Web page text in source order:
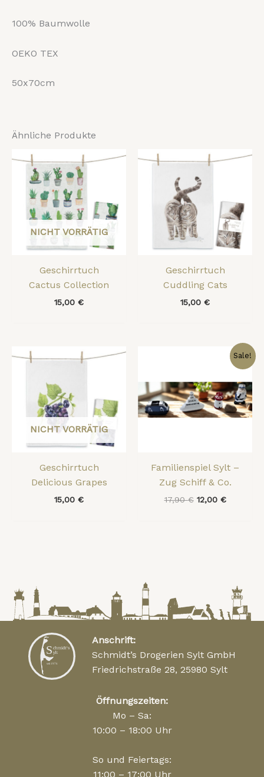
100% Baumwolle
OEKO TEX
50x70cm
Ähnliche Produkte
NICHT VORRÄTIG
Geschirrtuch
Cactus Collection
15,00 €
Geschirrtuch
Cuddling Cats
15,00 €
NICHT VORRÄTIG
Geschirrtuch
Delicious Grapes
15,00 €
Sale!
Familienspiel Sylt –
Zug Schiff & Co.
17,90€
Ursprünglicher
17,90 €
12,00 €
Aktueller
Preis
12,00 €.
Anschrift:
Schmidt’s Drogerien Sylt GmbH
Friedrichstraße 28, 25980 Sylt
Öffnungszeiten:
Mo – Sa:
10:00 – 18:00 Uhr
So und Feiertags:
11:00 – 17:00 Uhr